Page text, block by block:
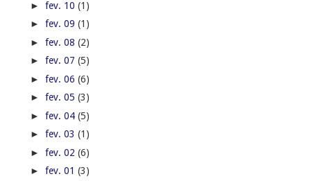
► fev. 10 (1)
► fev. 09 (1)
► fev. 08 (2)
► fev. 07 (5)
► fev. 06 (6)
► fev. 05 (3)
► fev. 04 (5)
► fev. 03 (1)
► fev. 02 (6)
► fev. 01 (3)